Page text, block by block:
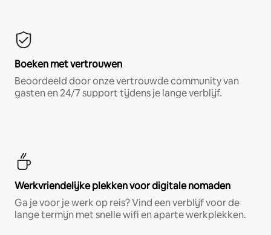
Boeken met vertrouwen
Beoordeeld door onze vertrouwde community van
gasten en 24/7 support tijdens je lange verblijf.
Werkvriendelijke plekken voor digitale nomaden
Ga je voor je werk op reis? Vind een verblijf voor de
lange termijn met snelle wifi en aparte werkplekken.